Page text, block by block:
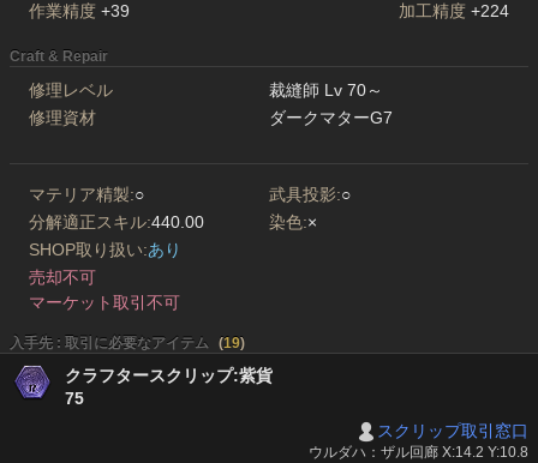
作業精度 +39 加工精度 +224
Craft & Repair
修理レベル
裁縫師 Lv 70～
修理資材
ダークマターG7
マテリア精製:○ 武具投影:○
分解適正スキル:440.00 染色:×
SHOP取り扱い:あり
売却不可
マーケット取引不可
入手先 : 取引に必要なアイテム (19)
クラフタースクリップ:紫貨
75
スクリップ取引窓口
ウルダハ：ザル回廊 X:14.2 Y:10.8